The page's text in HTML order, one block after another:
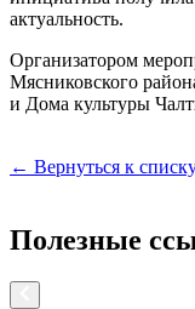
актуальность.
Организатором
Мясниковского
и Дома культуры
← Вернуться к
Полезные